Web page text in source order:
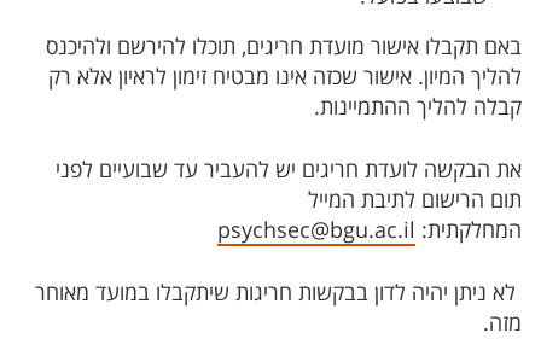
באם תקבלו אישור מועדת חריגים, תוכלו להירשם ולהיכנס
להליך המיון. אישור שכזה אינו מבטיח זימון לראיון אלא רק
קבלה להליך ההתמיינות.
את הבקשה לועדת חריגים יש להעביר עד שבועיים לפני
תום הרישום לתיבת המייל
המחלקתית: psychsec@bgu.ac.il
לא ניתן יהיה לדון בבקשות חריגות שיתקבלו במועד מאוחר
מזה.